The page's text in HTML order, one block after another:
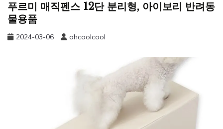
푸르미 매직펜스 12단 분리형, 아이보리 반려동
물용품
2024-03-06 ohcoolcool